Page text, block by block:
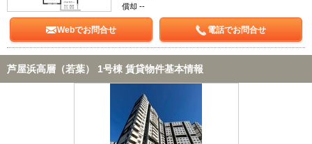
償却 --
Webでお問合せ 電話でお問合せ
芦屋浜高層（若葉） 1号棟 賃貸物件基本情報